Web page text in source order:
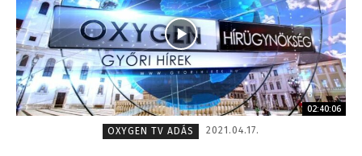
02:40:06
OXYGEN TV ADÁS
2021.04.17.